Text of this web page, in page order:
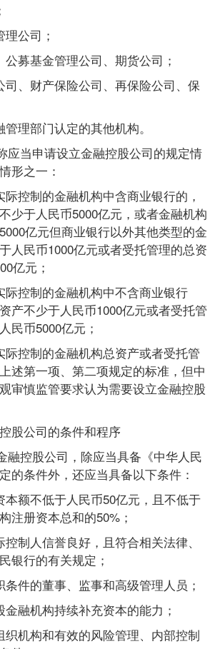
公司；
募基金管理公司、期货公司；
、财产保险公司、再保险公司、保
理部门认定的其他机构。
当申请设立金融控股公司的规定情
形之一：
控制的金融机构中含商业银行的，
少于人民币5000亿元，或者金融机构
亿元但商业银行以外其他类型的金
人民币1000亿元或者受托管理的总资
亿元；
控制的金融机构中不含商业银行
产不少于人民币1000亿元或者受托管
民币5000亿元；
控制的金融机构总资产或者受托管
述第一项、第二项规定的标准，但中
审慎监管要求认为需要设立金融控股
公司的条件和程序
控股公司，除应当具备《中华人民
的条件外，还应当具备以下条件：
额不低于人民币50亿元，且不低于
注册资本总和的50%；
人信誉良好，且符合相关法律、
银行的有关规定；
件的董事、监事和高级管理人员；
融机构持续补充资本的能力；
机构和有效的风险管理、内部控制